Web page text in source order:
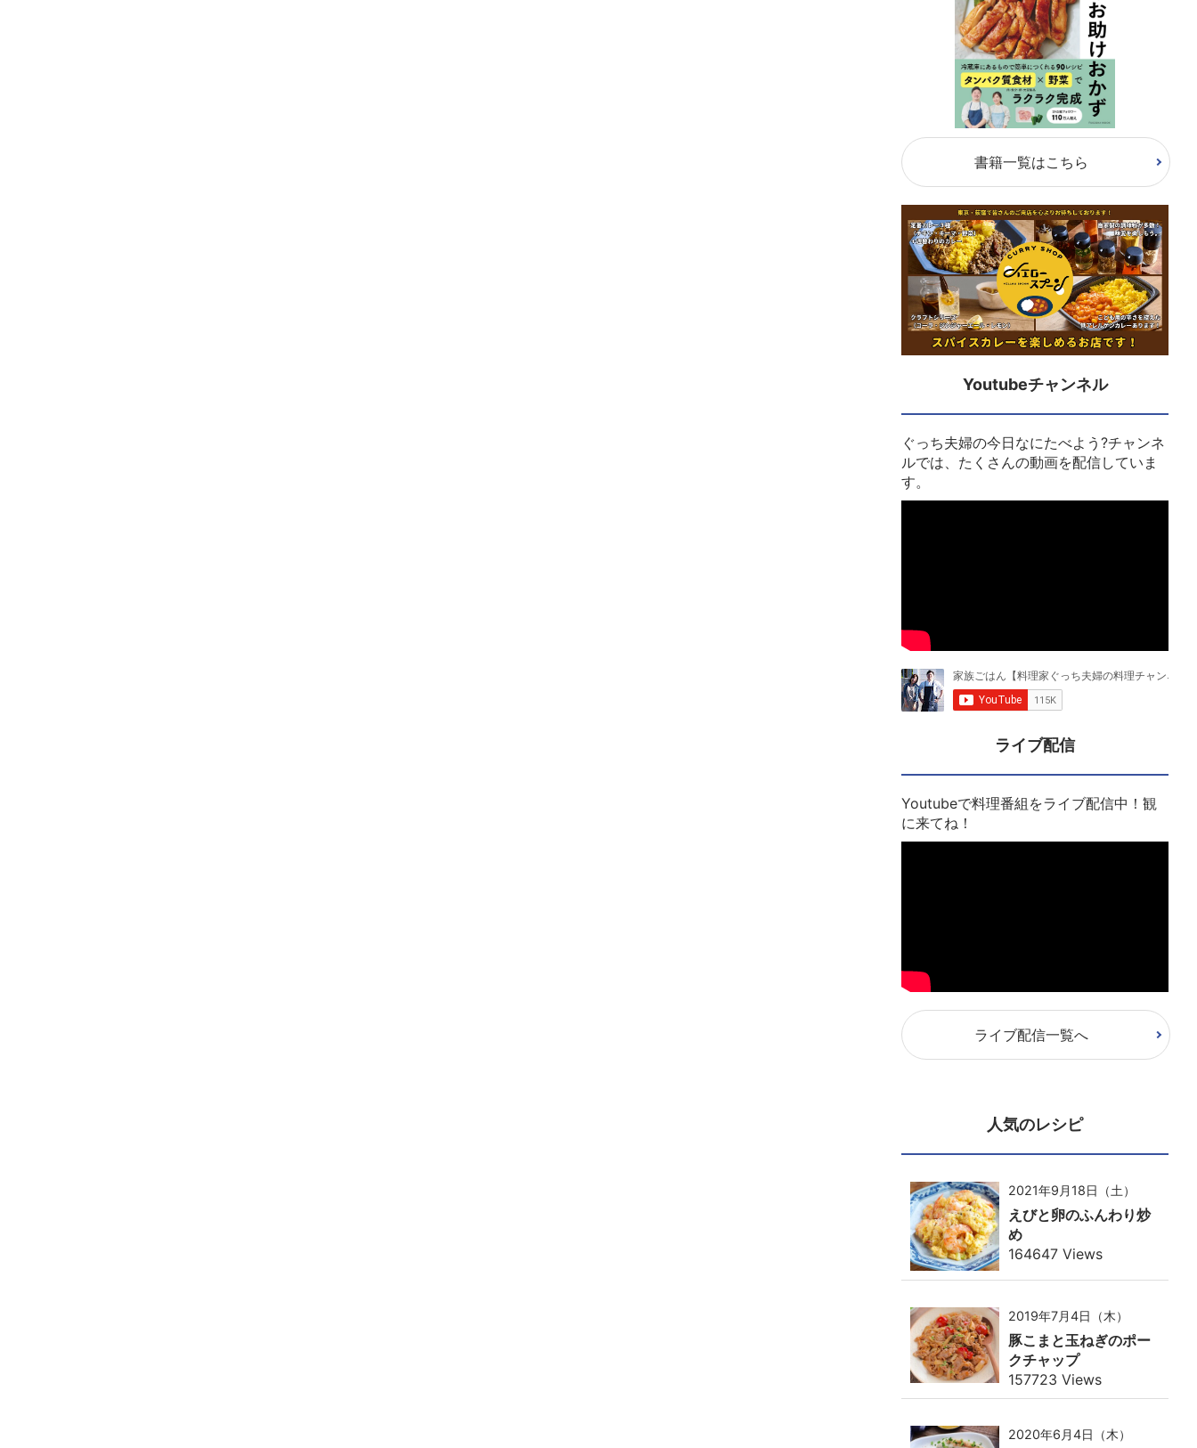
書籍一覧はこちら
Youtubeチャンネル
ぐっち夫婦の今日なにたべよう?チャンネ
ルでは、たくさんの動画を配信していま
す。
ライブ配信
Youtubeで料理番組をライブ配信中！観
に来てね！
ライブ配信一覧へ
人気のレシピ
2021年9月18日（土）
えびと卵のふんわり炒
め
164647 Views
2019年7月4日（木）
豚こまと玉ねぎのポー
クチャップ
157723 Views
2020年6月4日（木）